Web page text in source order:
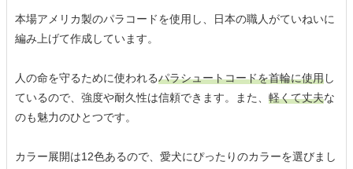
本場アメリカ製のパラコードを使用し、日本の職人がていねいに
編み上げて作成しています。
人の命を守るために使われるパラシュートコードを首輪に使用し
ているので、強度や耐久性は信頼できます。また、 軽くて丈夫な
のも魅力のひとつです。
カラー展開は12色あるので、愛犬にぴったりのカラーを選びまし